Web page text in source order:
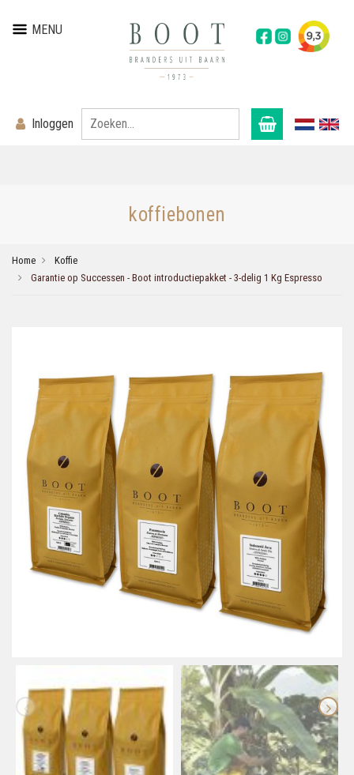
MENU
Inloggen
koffiebonen
Home
Koffie
Garantie op Successen - Boot introductiepakket - 3-delig 1 Kg Espresso